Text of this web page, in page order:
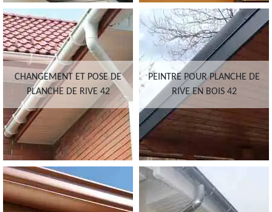
CHANGEMENT ET POSE DE
PLANCHE DE RIVE 42
PEINTRE POUR PLANCHE DE
RIVE EN BOIS 42